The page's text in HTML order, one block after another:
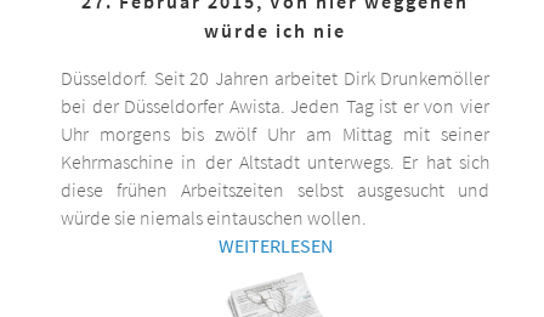
würde ich nie
Düsseldorf. Seit 20 Jahren arbeitet Dirk Drunkemöller
bei der Düsseldorfer Awista. Jeden Tag ist er von vier
Uhr morgens bis zwölf Uhr am Mittag mit seiner
Kehrmaschine in der Altstadt unterwegs. Er hat sich
diese frühen Arbeitszeiten selbst ausgesucht und
würde sie niemals eintauschen wollen.
WEITERLESEN